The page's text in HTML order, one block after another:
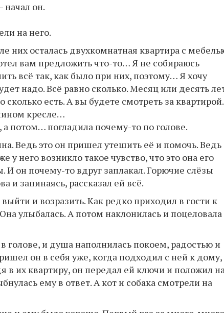
он.
на него.
них осталась двухкомнатная квартира с
вам предложить что-то… Я не собираюсь
всё так, как было при них, поэтому… Я хочу
надо. Всё равно сколько. Месяц или десять
есть. А вы будете смотреть за
кресле…
потом… погладила почему-то по голове.
Ведь это он пришел утешить её и помочь. Ведь
него возникло такое чувство, что это она его
И он почему-то вдруг заплакал. Горючие слёзы
и запинаясь, рассказал ей всё.
и возразить. Как редко приходил в гости к
улыбалась. А потом наклонилась и поцеловала
голове, и душа наполнилась покоем, радостью и
он в себя уже, когда подходил с ней к дому,
в их квартиру, он передал ей ключи и положил
ему в ответ. А кот и собака смотрели на